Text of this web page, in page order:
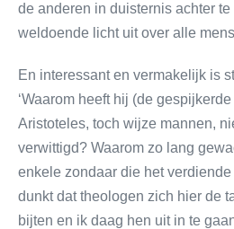
de anderen in duisternis achter
weldoende licht uit over alle
En interessant en vermakelijk is
‘Waarom heeft hij (de
Aristoteles, toch wijze mannen,
verwittigd? Waarom zo lang
enkele zondaar die het verdiende
dunkt dat theologen zich hier de
bijten en ik daag hen uit in te